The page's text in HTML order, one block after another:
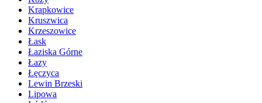
Krapkowice
Kruszwica
Krzeszowice
Łask
Łaziska Górne
Łazy
Łęczyca
Lewin Brzeski
Lipowa